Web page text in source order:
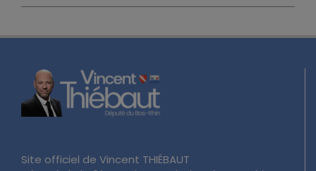
Site officiel de Vincent THIÉBAUT